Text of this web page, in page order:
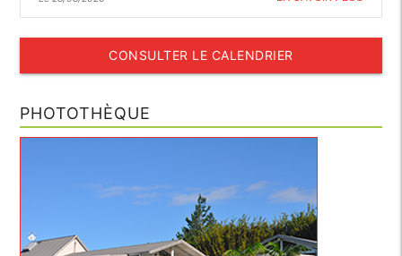
CONSULTER LE CALENDRIER
PHOTOTHÈQUE